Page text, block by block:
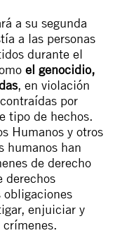
a su segunda
a las personas
durante el
el genocidio,
, en violación
por
tipo de hechos.
Humanos y otros
humanos han
de derecho
derechos
enjuiciar y
crímenes.